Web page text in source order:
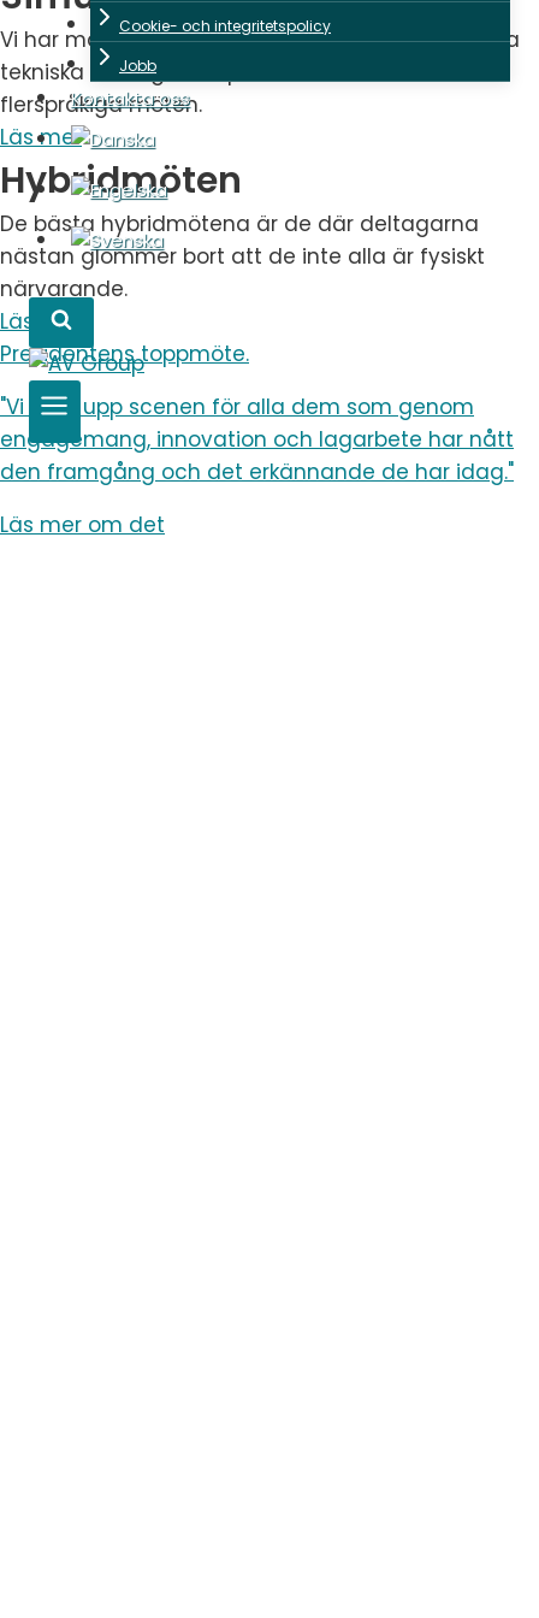
Cookie- och integritetspolicy
Jobb
Kontakta oss
Vi har många års erfarenhet av att tillhandahålla
tekniska lösningar för parlamentariska och
flerspråkiga möten.
Läs mer
Hybridmöten
De bästa hybridmötena är de där deltagarna
nästan glömmer bort att de inte alla är fysiskt
närvarande.
Läs mer
Presidentens toppmöte.
"Vi lyfte upp scenen för alla dem som genom
engagemang, innovation och lagarbete har nått
den framgång och det erkännande de har idag."
Läs mer om det